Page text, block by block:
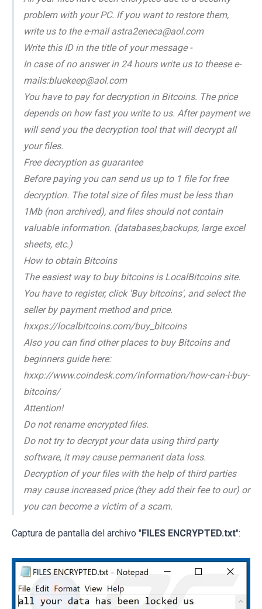
problem with your PC. If you want to restore them,
write us to the e-mail astra2eneca@aol.com
Write this ID in the title of your message -
In case of no answer in 24 hours write us to theese e-
mails:bluekeep@aol.com
You have to pay for decryption in Bitcoins. The price
depends on how fast you write to us. After payment we
will send you the decryption tool that will decrypt all
your files.
Free decryption as guarantee
Before paying you can send us up to 1 file for free
decryption. The total size of files must be less than
1Mb (non archived), and files should not contain
valuable information. (databases,backups, large excel
sheets, etc.)
How to obtain Bitcoins
The easiest way to buy bitcoins is LocalBitcoins site.
You have to register, click 'Buy bitcoins', and select the
seller by payment method and price.
hxxps://localbitcoins.com/buy_bitcoins
Also you can find other places to buy Bitcoins and
beginners guide here:
hxxp://www.coindesk.com/information/how-can-i-buy-
bitcoins/
Attention!
Do not rename encrypted files.
Do not try to decrypt your data using third party
software, it may cause permanent data loss.
Decryption of your files with the help of third parties
may cause increased price (they add their fee to our) or
you can become a victim of a scam.
Captura de pantalla del archivo "FILES ENCRYPTED.txt":